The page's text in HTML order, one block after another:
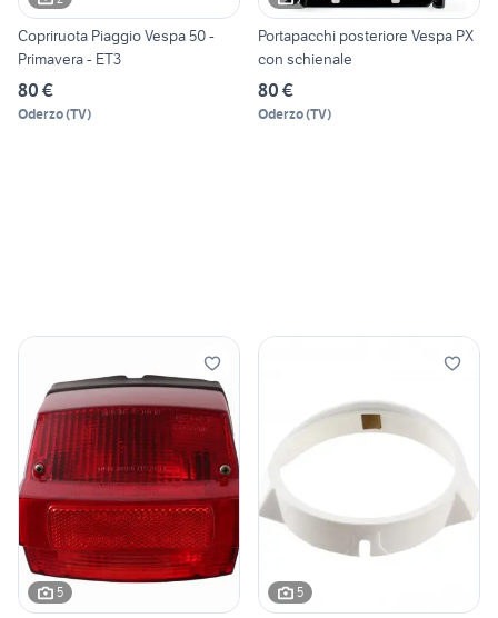
Copriruota Piaggio Vespa 50 -
Primavera - ET3
80 €
Oderzo(TV)
Portapacchi posteriore Vespa PX
con schienale
80 €
Oderzo(TV)
5 5